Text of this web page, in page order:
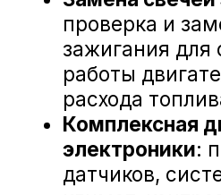
Mercedes-Benz
Porsche
Volkswagen
NORDCROSS (Lynk&Co)
«А-ДРАЙВ» ОФИЦИАЛЬНЫЙ ДИЛЕР